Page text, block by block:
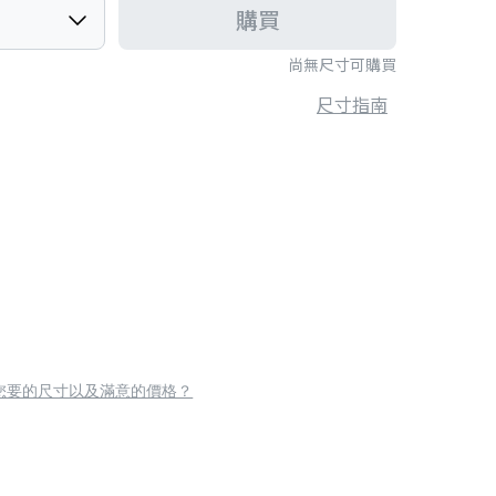
尚無尺寸可購買
購買
尺寸指南
要的尺寸以及滿意的價格？